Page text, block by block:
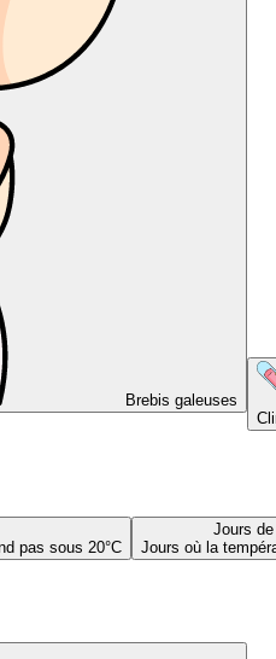
Brebis galeuses
pas sous 20°C
Jours
Jours où la